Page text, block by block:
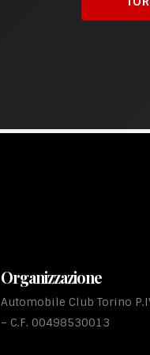
Organizzazione
Automobile Club Torino
– C.F. 00498530013